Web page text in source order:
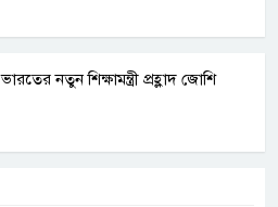
ভারতের নতুন শিক্ষামন্ত্রী প্রহ্লাদ জোশি